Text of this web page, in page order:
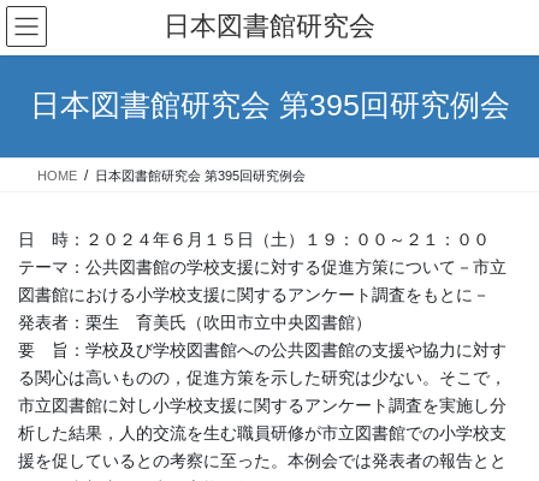
コ
ン
テ
ス
ナ
ビ
ゲ
ン
日本図書館研究会
日本図書館研究会 第395回研究例会
HOME 日本図書館研究会 第395回研究例会
日 時：２０２４年６月１５日（土）１９：００～２１：００
テーマ：公共図書館の学校支援に対する促進方策について－市立
図書館における小学校支援に関するアンケート調査をもとに－
発表者：栗生 育美氏（吹田市立中央図書館）
要 旨：学校及び学校図書館への公共図書館の支援や協力に対す
る関心は高いものの，促進方策を示した研究は少ない。そこで，
市立図書館に対し小学校支援に関するアンケート調査を実施し分
析した結果，人的交流を生む職員研修が市立図書館での小学校支
援を促しているとの考察に至った。本例会では発表者の報告とと